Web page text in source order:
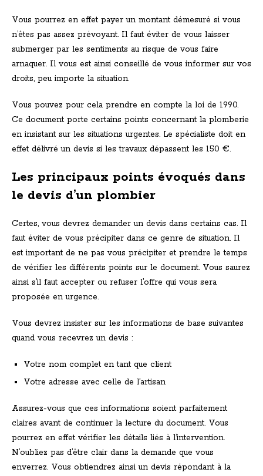
Vous pourrez en effet payer un montant démesuré si vous
n’êtes pas assez prévoyant. Il faut éviter de vous laisser
submerger par les sentiments au risque de vous faire
arnaquer. Il vous est ainsi conseillé de vous informer sur vos
droits, peu importe la situation.
Vous pouvez pour cela prendre en compte la loi de 1990.
Ce document porte certains points concernant la plomberie
en insistant sur les situations urgentes. Le spécialiste doit en
effet délivré un devis si les travaux dépassent les 150 €.
Les principaux points évoqués dans
le devis d’un plombier
Certes, vous devrez demander un devis dans certains cas. Il
faut éviter de vous précipiter dans ce genre de situation. Il
est important de ne pas vous précipiter et prendre le temps
de vérifier les différents points sur le document. Vous saurez
ainsi s’il faut accepter ou refuser l’offre qui vous sera
proposée en urgence.
Vous devrez insister sur les informations de base suivantes
quand vous recevrez un devis :
Votre nom complet en tant que client
Votre adresse avec celle de l’artisan
Assurez-vous que ces informations soient parfaitement
claires avant de continuer la lecture du document. Vous
pourrez en effet vérifier les détails liés à l’intervention.
N’oubliez pas d’être clair dans la demande que vous
enverrez. Vous obtiendrez ainsi un devis répondant à la